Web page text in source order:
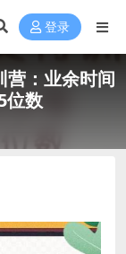
登录
营：业余时间
位数